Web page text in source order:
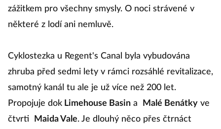
zážitkem pro všechny smysly. O noci strávené v
některé z lodí ani nemluvě.
Cyklostezka u Regent's Canal byla vybudována
zhruba před sedmi lety v rámci rozsáhlé revitalizace,
samotný kanál tu ale je už více než 200 let.
Propojuje dok Limehouse Basin a Malé Benátkyve
čtvrti
Maida Vale. Je dlouhý něco přes čtrnáct